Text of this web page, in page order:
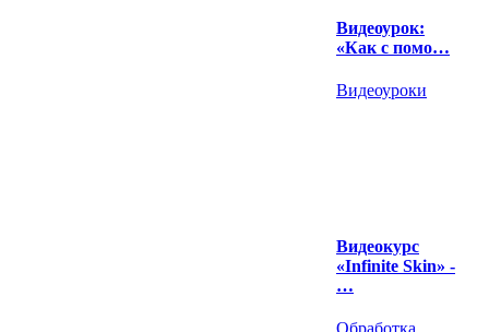
Видеоурок:
«Как с помо…
Видеоуроки
Видеокурс
«Infinite Skin» -
…